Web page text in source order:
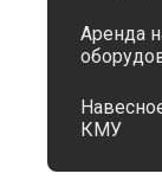
Аренда
КМУ